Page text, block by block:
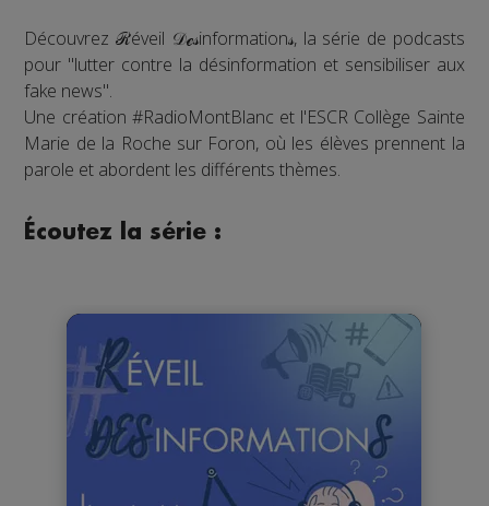
Découvrez ℛéveil 𝒟ℯ𝓈information𝓈, la série de podcasts
pour "lutter contre la désinformation et sensibiliser aux
fake news".
Une création #RadioMontBlanc et l'ESCR Collège Sainte
Marie de la Roche sur Foron, où les élèves prennent la
parole et abordent les différents thèmes.
Écoutez la série :